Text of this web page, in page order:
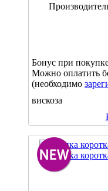
Бонус при
Можно оплатить
(необходимо
вискоза